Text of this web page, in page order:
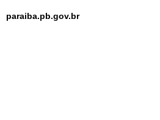
paraiba.pb.gov.br